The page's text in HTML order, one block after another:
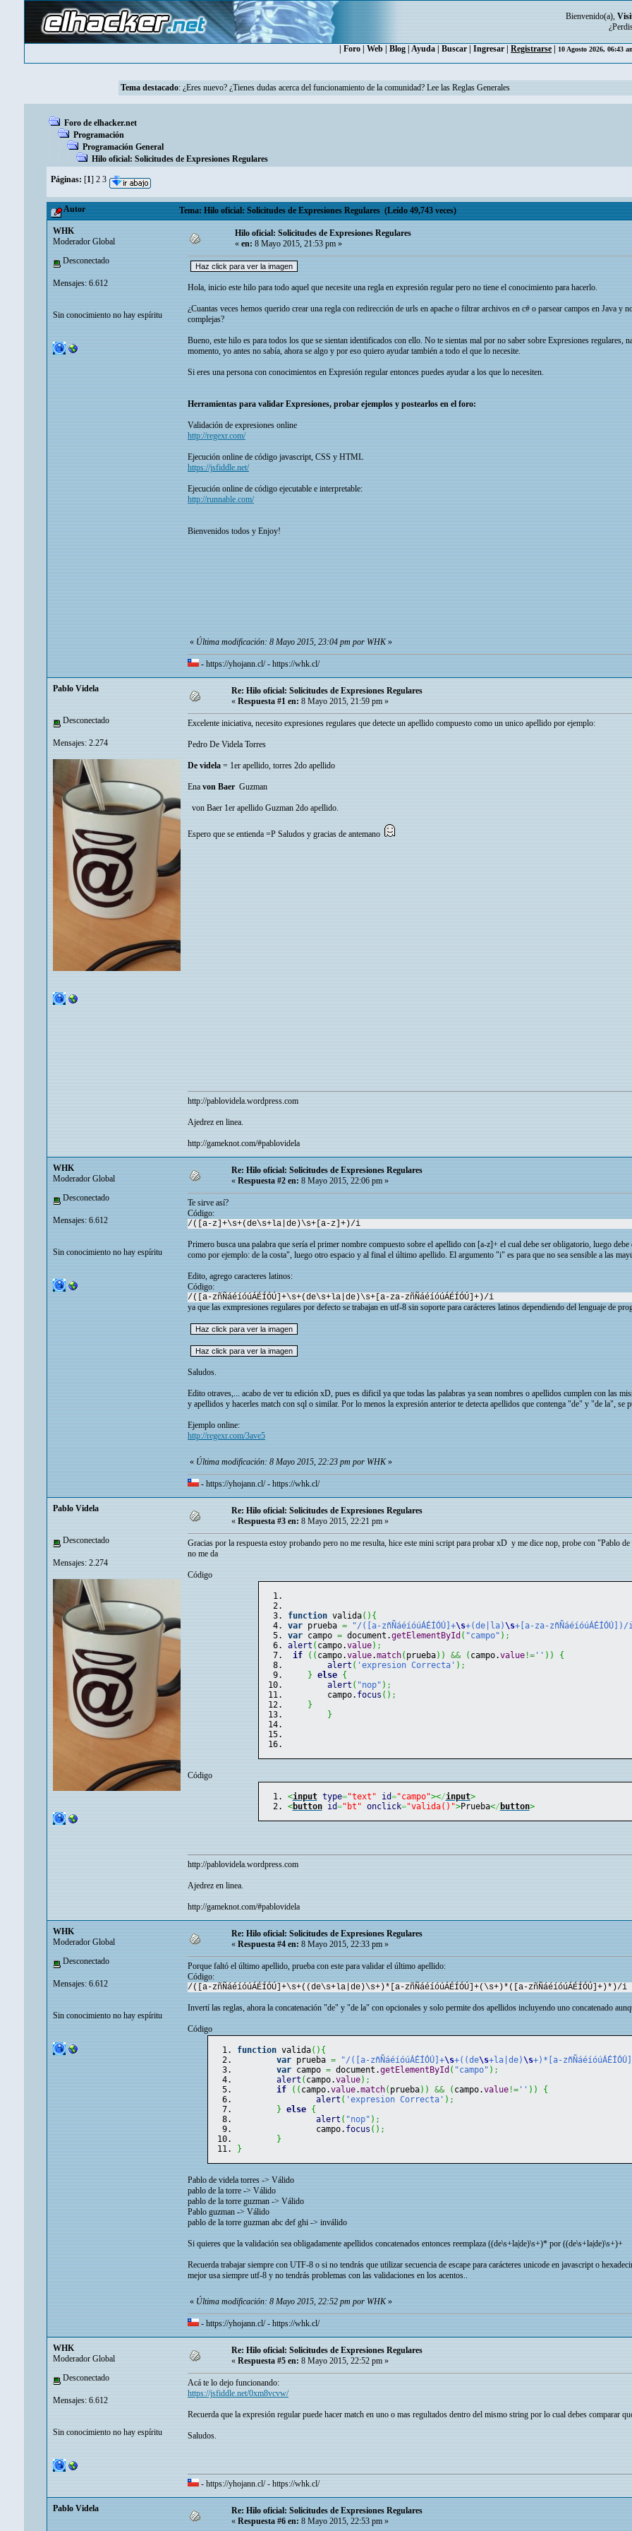
Bienvenido(a),
Foro Web Blog Ayuda Buscar Ingresar Registrarse 10 Agosto 2026, 06:43
Tema destacado: ¿Eres nuevo? ¿Tienes dudas acerca del funcionamiento de la comunidad? Lee las Reglas Generales
Foro de elhacker.net
Programación
Programación General
Hilo oficial: Solicitudes de Expresiones Regulares
Páginas: [1] 2 3
Autor Tema: Hilo oficial: Solicitudes de Expresiones Regulares (Leído 49,743 veces)
WHK
Moderador Global
Desconectado
Mensajes: 6.612
Sin conocimiento no hay espíritu
Hilo oficial: Solicitudes de Expresiones Regulares
«en:8 Mayo 2015, 21:53 pm »
Hola, inicio este hilo para todo aquel que necesite una regla en expresión regular pero no tiene el conocimiento para hacerlo.
¿Cuantas veces hemos querido crear una regla con redirección de urls en apache o filtrar archivos en c# o parsear campos en Java
complejas?
Bueno, este hilo es para todos los que se sientan identificados con ello. No te sientas mal por no saber sobre Expresiones regulares,
momento, yo antes no sabía, ahora se algo y por eso quiero ayudar también a todo el que lo necesite.
Si eres una persona con conocimientos en Expresión regular entonces puedes ayudar a los que lo necesiten.
Herramientas para validar Expresiones, probar ejemplos y postearlos en el foro:
Validación de expresiones online
http://regexr.com/
Ejecución online de código javascript, CSS y HTML
https://jsfiddle.net/
Ejecución online de código ejecutable e interpretable:
http://runnable.com/
Bienvenidos todos y Enjoy!
«Última modificación: 8 Mayo 2015, 23:04 pm por WHK»
-https://yhojann.cl/-https://whk.cl/
Pablo Videla
Desconectado
Mensajes: 2.274
Re: Hilo oficial: Solicitudes de Expresiones Regulares
« Respuesta #1 en: 8 Mayo 2015, 21:59 pm »
Excelente iniciativa, necesito expresiones regulares que detecte un apellido compuesto como un unico apellido por ejemplo:
Pedro De Videla Torres
De videla = 1er apellido, torres 2do apellido
Ena von Baer Guzman
von Baer 1er apellido Guzman 2do apellido.
Espero que se entienda =P Saludos y gracias de antemano
http://pablovidela.wordpress.com
Ajedrez en linea.
http://gameknot.com/#pablovidela
WHK
Moderador Global
Desconectado
Mensajes: 6.612
Sin conocimiento no hay espíritu
Re: Hilo oficial: Solicitudes de Expresiones Regulares
«Respuesta #2 en:8 Mayo 2015, 22:06 pm »
Te sirve así?
Código:
/([a-z]+\s+(de\s+la|de)\s+[a-z]+)/i
Primero busca una palabra que sería el primer nombre compuesto sobre el apellido con [a-z]+ el cual debe ser obligatorio, luego
como por ejemplo: de la costa", luego otro espacio y al final el último apellido. El argumento "i" es para que no sea sensible a las
Edito, agrego caracteres latinos:
Código:
/([a-zñÑáéíóúÁÉÍÓÚ]+\s+(de\s+la|de)\s+[a-za-zñÑáéíóúÁÉÍÓÚ]+)/i
ya que las exmpresiones regulares por defecto se trabajan en utf-8 sin soporte para carácteres latinos dependiendo del lenguaje de
Saludos.
Edito otraves,... acabo de ver tu edición xD, pues es dificil ya que todas las palabras ya sean nombres o apellidos cumplen con las
y apellidos y hacerles match con sql o similar. Por lo menos la expresión anterior te detecta apellidos que contenga "de" y "de la", se
Ejemplo online:
http://regexr.com/3ave5
«Última modificación: 8 Mayo 2015, 22:23 pm por WHK»
-https://yhojann.cl/-https://whk.cl/
Pablo Videla
Desconectado
Mensajes: 2.274
Re: Hilo oficial: Solicitudes de Expresiones Regulares
« Respuesta #3 en: 8 Mayo 2015, 22:21 pm »
Gracias por la respuesta estoy probando pero no me resulta, hice este mini script para probar xD y me dice nop, probe con "Pablo
no me da
Código
function valida( ) {
var prueba = "/([a-zñÑáéíóúÁÉÍÓÚ]+\s+(de|la)\s+[a-za-
var campo = document.getElementById ( "campo" ) ;
alert ( campo.value) ;
if
( ( campo.value.match( prueba) ) && ( campo.value!='' ) )
{
alert ( 'expresion Correcta' ) ;
} else
{
alert ( "nop" ) ;
campo. focus ( ) ;
}
}
Código
<input type="text" id="campo"></input>
<button id="bt" onclick="valida()">Prueba</ button>
http://pablovidela.wordpress.com
Ajedrez en linea.
http://gameknot.com/#pablovidela
WHK
Moderador Global
Desconectado
Mensajes: 6.612
Sin conocimiento no hay espíritu
Re: Hilo oficial: Solicitudes de Expresiones Regulares
«Respuesta #4 en:8 Mayo 2015, 22:33 pm »
Porque faltó el último apellido, prueba con este para validar el último apellido:
Código:
/([a-zñÑáéíóúÁÉÍÓÚ]+\s+((de\s+la|de)\s+)*[a-zñÑáéíóúÁÉÍÓÚ]+(\s+)*([a-zñÑáéíóúÁÉÍÓÚ]+)*)/i
Invertí las reglas, ahora la concatenación "de" y "de la" con opcionales y solo permite dos apellidos incluyendo uno concatenado
Código
function valida( ) {
var prueba = "/([a-zñÑáéíóúÁÉÍÓÚ]+\s+((de\s+la|de)\s+)*[a-
var campo = document.getElementById ( "campo" ) ;
alert ( campo.value) ;
if
( ( campo.value.match( prueba) ) && ( campo.value != '' ) )
{
alert ( 'expresion Correcta' ) ;
} else {
alert ( "nop" ) ;
		campo.
focus ( ) ;
}
}
Pablo de videla torres -> Válido
pablo de la torre -> Válido
pablo de la torre guzman -> Válido
Pablo guzman -> Válido
pablo de la torre guzman abc def ghi -> inválido
Si quieres que la validación sea obligadamente apellidos concatenados entonces reemplaza ((de\s+la|de)\s+)* por ((de\s+la|de)\s+)+
Recuerda trabajar siempre con UTF-8 o si no tendrás que utilizar secuencia de escape para carácteres unicode en javascript o
mejor usa siempre utf-8 y no tendrás problemas con las validaciones en los acentos..
«Última modificación: 8 Mayo 2015, 22:52 pm por WHK»
-https://yhojann.cl/-https://whk.cl/
WHK
Moderador Global
Desconectado
Mensajes: 6.612
Sin conocimiento no hay espíritu
Re: Hilo oficial: Solicitudes de Expresiones Regulares
« Respuesta #5 en: 8 Mayo 2015, 22:52 pm »
Acá te lo dejo funcionando:
https://jsfiddle.net/0xm8vcvw/
Recuerda que la expresión regular puede hacer match en uno o mas regultados dentro del mismo string por lo cual debes comparar
Saludos.
- https://yhojann.cl/- https://whk.cl/
Pablo Videla
Re: Hilo oficial: Solicitudes de Expresiones Regulares
«Respuesta #6 en:8 Mayo 2015, 22:53 pm »